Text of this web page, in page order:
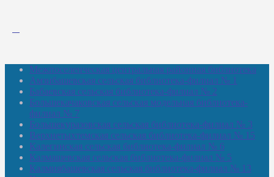
Межпоселенческая центральная районная библиотека
Амзибашевская сельская библиотека-филиал № 1
Бабаевская сельская библиотека-филиал № 2
Большекачаковская сельская модельная библиотека-
филиал № 7
Большекуразовская сельская библиотека-филиал № 3
Верхнетыхтемская сельская библиотека-филиал № 15
Калегинская сельская библиотека-филиал № 6
Калмашевская сельская библиотека-филиал № 5
Калмиябашевская сельская библиотека-филиал № 13